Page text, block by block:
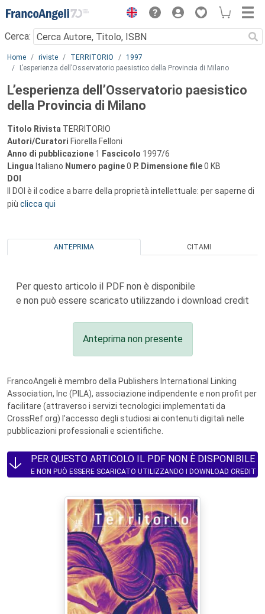
Menu
Cerca:
Main content
Home riviste TERRITORIO
1997
L’esperienza dell’Osservatorio paesistico della Provincia di Milano
L’esperienza dell’Osservatorio paesistico
della Provincia di Milano
Titolo Rivista TERRITORIO
Autori/Curatori Fiorella Felloni
Anno di pubblicazione 1 Fascicolo 1997/6
Lingua Italiano Numero pagine0 P. Dimensione file0 KB
DOI
Il DOI è il codice a barre della proprietà intellettuale: per saperne di
più clicca qui
ANTEPRIMA CITAMI
Per questo articolo il PDF non è disponibile
e non può essere scaricato utilizzando i download credit
Anteprima non presente
FrancoAngeli è membro della Publishers International Linking
Association, Inc (PILA), associazione indipendente e non profit per
facilitare (attraverso i servizi tecnologici implementati da
CrossRef.org) l’accesso degli studiosi ai contenuti digitali nelle
pubblicazioni professionali e scientifiche.
PER QUESTO ARTICOLO IL PDF NON È DISPONIBILE
E NON PUÒ ESSERE SCARICATO UTILIZZANDO I DOWNLOAD CREDIT